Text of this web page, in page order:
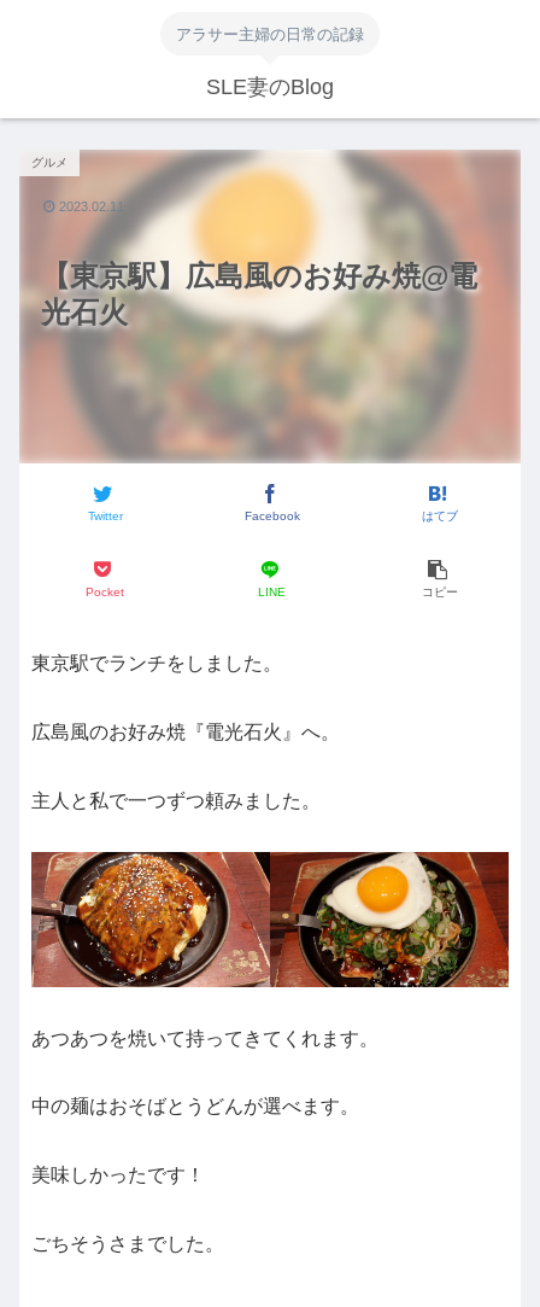
アラサー主婦の日常の記録
SLE妻のBlog
【東京駅】広島風のお好み焼@電
光石火
グルメ
Twitter Facebook はてブ
Pocket LINE コピー
2023.02.11
東京駅でランチをしました。
広島風のお好み焼『電光石火』へ。
主人と私で一つずつ頼みました。
あつあつを焼いて持ってきてくれます。
中の麺はおそばとうどんが選べます。
美味しかったです！
ごちそうさまでした。